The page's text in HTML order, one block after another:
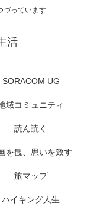
づっています
活
SORACOM UG
域コミュニティ
読ん読く
を観、思いを致す
旅マップ
ハイキング人生